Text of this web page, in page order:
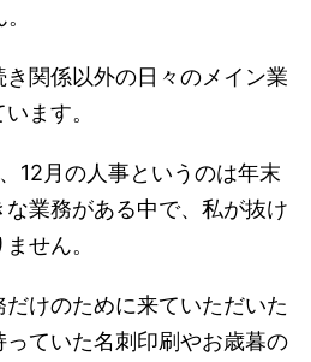
関係以外の日々のメイン業
ます。
12月の人事というのは年末
業務がある中で、私が抜け
せん。
けのために来ていただいた
ていた名刺印刷やお歳暮の